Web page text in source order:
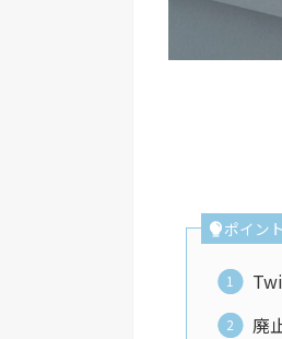
ポイント
廃